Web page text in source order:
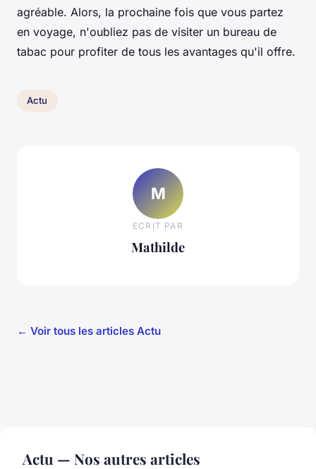
agréable. Alors, la prochaine fois que vous partez
en voyage, n'oubliez pas de visiter un bureau de
tabac pour profiter de tous les avantages qu'il offre.
Actu
M
ECRIT PAR
Mathilde
← Voir tous les articles Actu
Actu — Nos autres articles